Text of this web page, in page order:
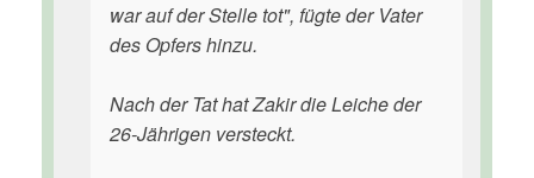
war auf der Stelle tot", fügte der Vater
des Opfers hinzu.
Nach der Tat hat Zakir die Leiche der
26-Jährigen versteckt.